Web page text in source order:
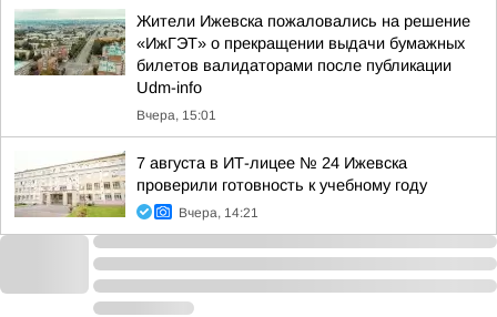
Жители Ижевска пожаловались на решение
«ИжГЭТ» о прекращении выдачи бумажных
билетов валидаторами после публикации
Udm-info
Вчера, 15:01
7 августа в ИТ-лицее № 24 Ижевска
проверили готовность к учебному году
Вчера, 14:21